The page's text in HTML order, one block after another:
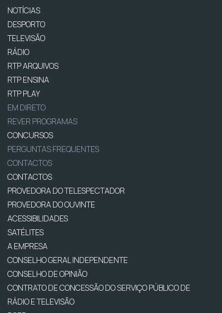
NOTÍCIAS
DESPORTO
TELEVISÃO
RÁDIO
RTP ARQUIVOS
RTP ENSINA
RTP PLAY
EM DIRETO
REVER PROGRAMAS
CONCURSOS
PERGUNTAS FREQUENTES
CONTACTOS
CONTACTOS
PROVEDORA DO TELESPECTADOR
PROVEDORA DO OUVINTE
ACESSIBILIDADES
SATÉLITES
A EMPRESA
CONSELHO GERAL INDEPENDENTE
CONSELHO DE OPINIÃO
CONTRATO DE CONCESSÃO DO SERVIÇO PÚBLICO DE
RÁDIO E TELEVISÃO